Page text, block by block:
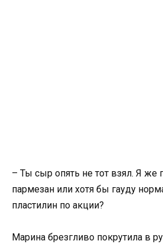
– Ты сыр опять не тот взял. Я же
пармезан или хотя бы гауду
пластилин по акции?
Марина брезгливо покрутила в